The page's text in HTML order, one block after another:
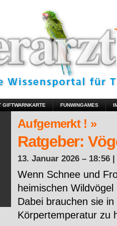
GIFTWARNKARTE FUNWINGAMES
Aufgemerkt ! »
Ratgeber:
13. Januar 2026 – 18:56 |
Wenn Schnee und
heimischen
Dabei brauchen sie
Körpertemperatur zu